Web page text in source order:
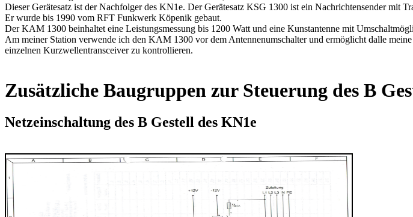
Dieser Gerätesatz ist der Nachfolger des KN1e. Der Gerätesatz KSG 1300 ist ein Nachrichtensender mit
Er wurde bis 1990 vom RFT Funkwerk Köpenik gebaut.
Der KAM 1300 beinhaltet eine Leistungsmessung bis 1200 Watt und eine Kunstantenne mit
Am meiner Station verwende ich den KAM 1300 vor dem Antennenumschalter und ermöglicht dalle
einzelnen Kurzwellentransceiver zu kontrollieren.
Zusätzliche Baugruppen zur Steuerung des B
Netzeinschaltung des B Gestell des KN1e